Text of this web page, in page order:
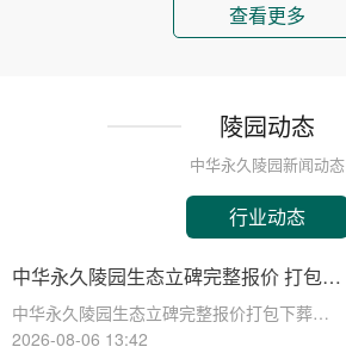
查看更多
陵园动态
中华永久陵园新闻动态
行业动态
中华永久陵园生态立碑完整报价 打包下
葬服务同步享折扣详解
中华永久陵园生态立碑完整报价打包下葬服
务同步享折扣详解☎ 中华永久陵园电话:400-
2026-08-06 13:42